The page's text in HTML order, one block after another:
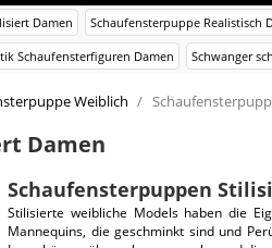
Damen Schaufensterpuppe Realistisch
Schaufensterfiguren Damen Schwanger
Weiblich
Damen
Schaufensterpuppen
Stilisierte weibliche Models haben die
Mannequins, die geschminkt sind und